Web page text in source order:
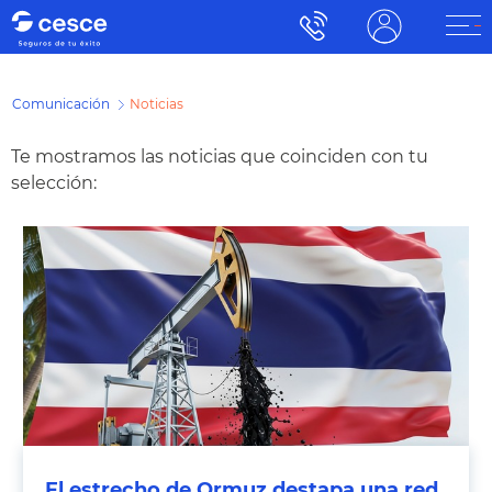
Comunicación Noticias
Te mostramos las noticias que coinciden con tu
selección: